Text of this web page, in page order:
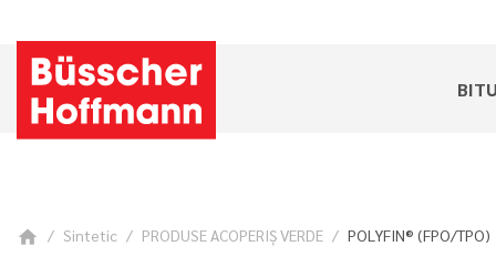
home Sintetic PRODUSE ACOPERIŞ VERDE POLYFIN® (FPO/TPO)